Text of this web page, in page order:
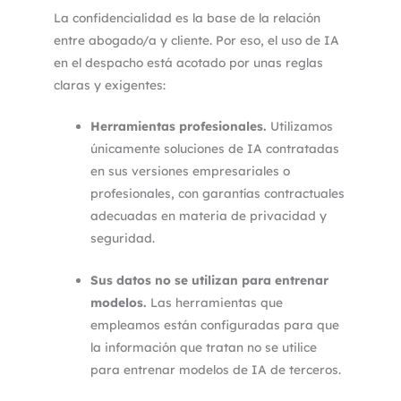
La confidencialidad es la base de la relación
entre abogado/a y cliente. Por eso, el uso de IA
en el despacho está acotado por unas reglas
claras y exigentes:
Herramientas profesionales. Utilizamos
únicamente soluciones de IA contratadas
en sus versiones empresariales o
profesionales, con garantías contractuales
adecuadas en materia de privacidad y
seguridad.
Sus datos no se utilizan para entrenar
modelos. Las herramientas que
empleamos están configuradas para que
la información que tratan no se utilice
para entrenar modelos de IA de terceros.